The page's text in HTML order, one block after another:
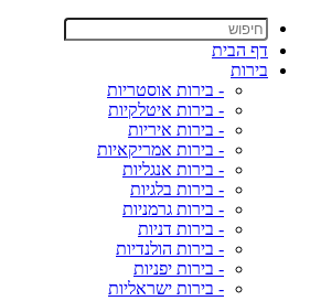
דף הבית
בירות
- בירות אוסטריות
- בירות איטלקיות
- בירות איריות
- בירות אמריקאיות
- בירות אנגליות
- בירות בלגיות
- בירות גרמניות
- בירות דניות
- בירות הולנדיות
- בירות יפניות
- בירות ישראליות